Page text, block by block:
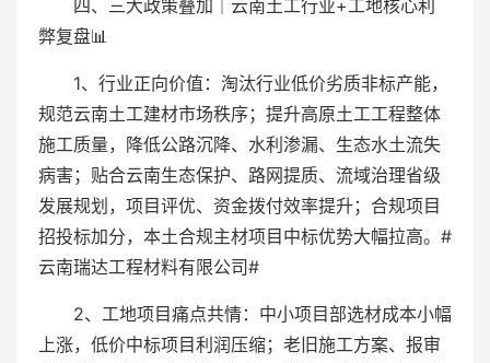
四、三大政策叠加｜云南土工行业+工地核心利
弊复盘📊
1、行业正向价值：淘汰行业低价劣质非标产能，
规范云南土工建材市场秩序；提升高原土工工程整体
施工质量，降低公路沉降、水利渗漏、生态水土流失
病害；贴合云南生态保护、路网提质、流域治理省级
发展规划，项目评优、资金拨付效率提升；合规项目
招投标加分，本土合规主材项目中标优势大幅拉高。#
云南瑞达工程材料有限公司#
2、工地项目痛点共情：中小项目部选材成本小幅
上涨，低价中标项目利润压缩；老旧施工方案、报审